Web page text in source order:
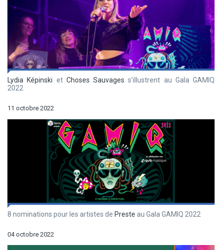
Lydia Képinski et Choses Sauvages s'illustrent au Gala GAMIQ
2022
11 octobre 2022
8 nominations pour les artistes de Preste au Gala GAMIQ 2022
04 octobre 2022